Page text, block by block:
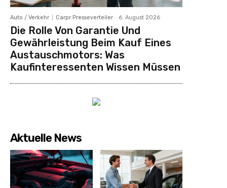
Auto / Verkehr Carpr Presseverteiler - 6. August 2026
Die Rolle Von Garantie Und
Gewährleistung Beim Kauf Eines
Austauschmotors: Was
Kaufinteressenten Wissen Müssen
Aktuelle News